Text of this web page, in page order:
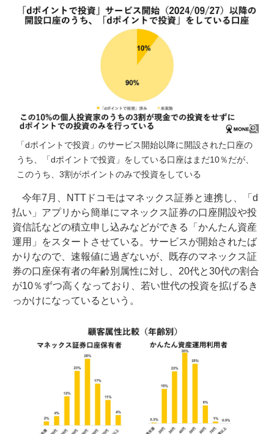
「dポイントで投資」のサービス開始以降に開設された口座の
うち、「dポイントで投資」をしている口座はまだ10％だが、
このうち、3割がポイントのみで投資をしている
今年7月、NTTドコモはマネックス証券と連携し、「d
払い」アプリから簡単にマネックス証券の口座開設や投
資信託などの積立申し込みなどができる「かんたん資産
運用」をスタートさせている。サービスが開始されたば
かりなので、速報値に過ぎないが、既存のマネックス証
券の口座保有者の年齢別属性に対し、20代と30代の割合
が10％ずつ高くなっており、若い世代の投資を拡げるき
っかけになっているという。